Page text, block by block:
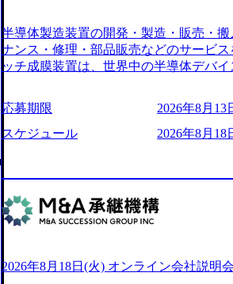
04_ba6aaa1a-9ffc-4f2a-9b40-
r-vision-production.appspot.com/public/
e-97182898115f_960x510.webp シンプレ
行う「一気通貫体制」が特長 ビジネス
Xspearと、最先端テクノロジーに深い
あり、システム開発を担当することはな
oduction.appspot.com/public/images/
16a2_1153x543.webp メンバー情報
山 昇吾氏: ベイカレントにてIT戦略立案
業戦略、成長戦略、PMI推進、業務改
威人氏：BCG出身。金融業界における
強みを持ち、メディア・エンタメ業界
半導体製造装置の開発・製造・販売・
ナンス・修理・部品販売などのサービ
ッチ成膜装置は、世界中の半導体デバ
決に貢献することを目指している
未来につなぐベストパートナー Value:私
AIの加速等により半導体需要は世界中
blic/images/20260224131045_0fee4978-
ttps://storage.googleapis.com/our-vision-
1052_2abe7cb8-329e-4a45-a8f5-
com/our-vision-production.appspot.com/
66-aea4-924f21977d35_1200x460.webp
n.appspot.com/public/images/
のポイントを掴み実践に強くなるため
応募期限
2026年8月13
スケジュール
2026年8月18
2026年8月18日(火) オンライン会社説明会